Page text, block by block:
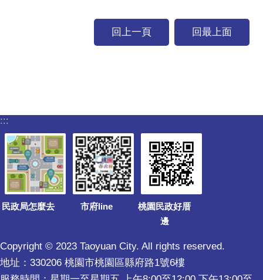
回上一頁 回最上面
:::
民政局怎麼去 市府line
桃園民政好厝
邊
Copyright © 2023 Taoyuan City. All rights reserved.
地址：330206 桃園市桃園區縣府路1號6樓